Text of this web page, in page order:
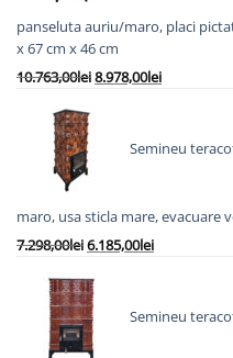
panseluta auriu/maro, placi
x 67 cm x 46 cm
10.763,00leiPrețul
8.978,00leiPrețul
8.978,00lei.
Semineu
maro, usa sticla mare, evacuare
7.298,00leiPrețul
a
fost:
7.298,00lei.
6.185,00leiPrețul
6.185,00lei.
Semineu